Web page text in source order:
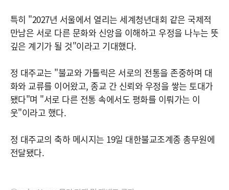
특히 "2027년 서울에서 열리는 세계청년대회 같은 국제적
만남은 서로 다른 문화와 신앙을 이해하고 우정을 나누는 뜻
깊은 계기가 될 것"이라고 기대했다.
정 대주교는 "불교와 가톨릭은 서로의 전통을 존중하며 대
화와 교류를 이어왔고, 종교 간 신뢰와 우정을 쌓는 토대가
됐다"며 "서로 다른 전통 속에서도 평화를 이뤄가는 이
웃"이라고 했다.
정 대주교의 축하 메시지는 19일 대한불교조계종 총무원에
전달됐다.